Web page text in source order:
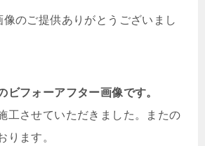
のご提供ありがとうございまし
ビフォーアフター画像です。
工させていただきました。またの
ります。